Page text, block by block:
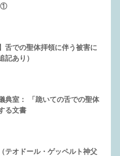
①
舌での聖体拝領に伴う被害に
記あり）
典室： 「跪いての舌での聖体
る文書
テオドール・ゲッペルト神父